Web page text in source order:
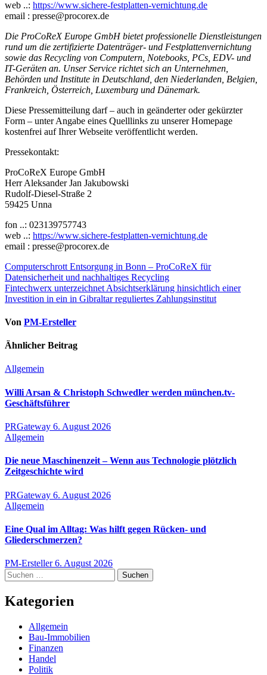
web ..: https://www.sichere-festplatten-vernichtung.de
email : presse@procorex.de
Die ProCoReX Europe GmbH bietet professionelle Dienstleistungen
rund um die zertifizierte Datenträger- und Festplattenvernichtung
sowie das Recycling von Computern, Notebooks, PCs, EDV- und
IT-Geräten an. Unser Service richtet sich an Unternehmen,
Behörden und Institute in Deutschland, den Niederlanden, Belgien,
Frankreich, Österreich, Luxemburg und Dänemark.
Diese Pressemitteilung darf – auch in geänderter oder gekürzter
Form – unter Angabe eines Quelllinks zu unserer Homepage
kostenfrei auf Ihrer Webseite veröffentlicht werden.
Pressekontakt:
ProCoReX Europe GmbH
Herr Aleksander Jan Jakubowski
Rudolf-Diesel-Straße 2
59425 Unna
fon ..: 023139757743
web ..: https://www.sichere-festplatten-vernichtung.de
email : presse@procorex.de
Beitragsnavigation
Computerschrott Entsorgung in Bonn – ProCoReX für
Datensicherheit und nachhaltiges Recycling
Fintechwerx unterzeichnet Absichtserklärung hinsichtlich einer
Investition in ein in Gibraltar reguliertes Zahlungsinstitut
Von PM-Ersteller
Ähnlicher Beitrag
Allgemein
Willi Arsan & Christoph Schwedler werden münchen.tv-
Geschäftsführer
PRGateway 6. August 2026
Allgemein
Die neue Maschinenzeit – Wenn aus Technologie plötzlich
Zeitgeschichte wird
PRGateway 6. August 2026
Allgemein
Eine Qual im Alltag: Was hilft gegen Rücken- und
Gliederschmerzen?
PM-Ersteller6. August 2026
Suchen
nach:
Kategorien
Allgemein
Bau-Immobilien
Finanzen
Handel
Politik